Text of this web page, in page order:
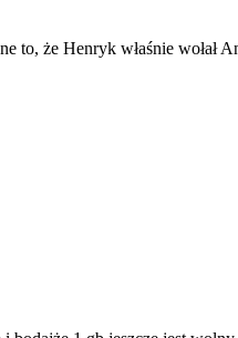
że Henryk właśnie wołał